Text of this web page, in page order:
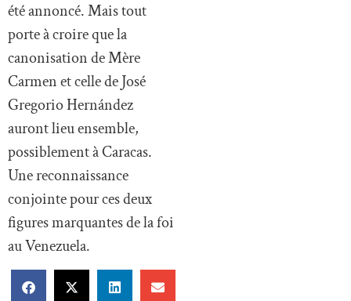
été annoncé. Mais tout
porte à croire que la
canonisation de Mère
Carmen et celle de José
Gregorio Hernández
auront lieu ensemble,
possiblement à Caracas.
Une reconnaissance
conjointe pour ces deux
figures marquantes de la foi
au Venezuela.